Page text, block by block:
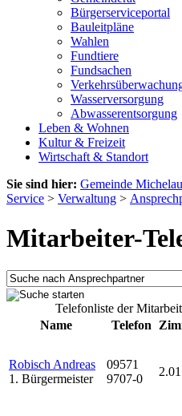
Bürgerserviceportal
Bauleitpläne
Wahlen
Fundtiere
Fundsachen
Wasserversorgung
Abwasserentsorgung
Leben & Wohnen
Kultur & Freizeit
Wirtschaft & Standort
Sie sind hier: Gemeinde
Service > Verwaltung >
Mitarbeiter-
Telefonliste der
Name
Telefon
Robisch Andreas
1. Bürgermeister
09571
9707-0
2.01